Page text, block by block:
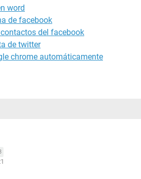
word
de facebook
del facebook
de twitter
chrome automáticamente